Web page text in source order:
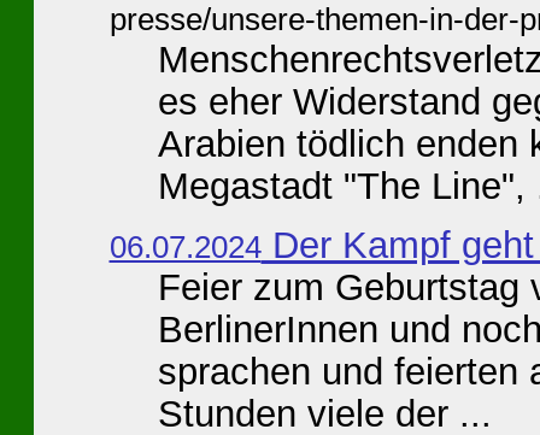
presse/unsere-themen-in-der-
es eher Widerstand
Arabien tödlich enden
Megastadt "The Line",
06.07.2024Der Kampf geht
Feier zum Geburtstag
BerlinerInnen und
sprachen und feierten
Stunden viele der ...